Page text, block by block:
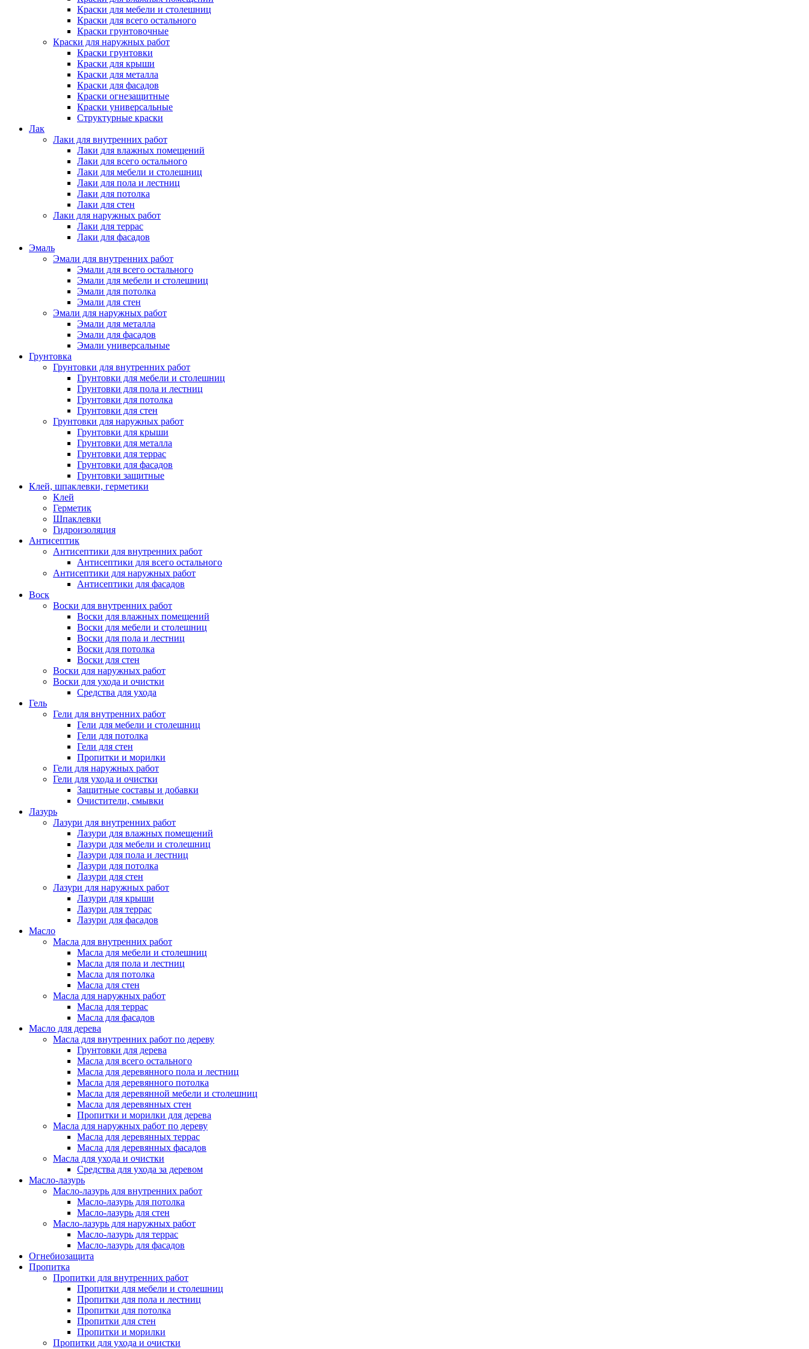
Краски для мебели и столешниц
Краски для всего остального
Краски грунтовочные
Краски для наружных работ
Краски грунтовки
Краски для крыши
Краски для металла
Краски для фасадов
Краски огнезащитные
Краски универсальные
Структурные краски
Лак
Лаки для внутренних работ
Лаки для влажных помещений
Лаки для всего остального
Лаки для мебели и столешниц
Лаки для пола и лестниц
Лаки для потолка
Лаки для стен
Лаки для наружных работ
Лаки для террас
Лаки для фасадов
Эмаль
Эмали для внутренних работ
Эмали для всего остального
Эмали для мебели и столешниц
Эмали для потолка
Эмали для стен
Эмали для наружных работ
Эмали для металла
Эмали для фасадов
Эмали универсальные
Грунтовка
Грунтовки для внутренних работ
Грунтовки для мебели и столешниц
Грунтовки для пола и лестниц
Грунтовки для потолка
Грунтовки для стен
Грунтовки для наружных работ
Грунтовки для крыши
Грунтовки для металла
Грунтовки для террас
Грунтовки для фасадов
Грунтовки защитные
Клей, шпаклевки, герметики
Клей
Герметик
Шпаклевки
Гидроизоляция
Антисептик
Антисептики для внутренних работ
Антисептики для всего остального
Антисептики для наружных работ
Антисептики для фасадов
Воск
Воски для внутренних работ
Воски для влажных помещений
Воски для мебели и столешниц
Воски для пола и лестниц
Воски для потолка
Воски для стен
Воски для наружных работ
Воски для ухода и очистки
Средства для ухода
Гель
Гели для внутренних работ
Гели для мебели и столешниц
Гели для потолка
Гели для стен
Пропитки и морилки
Гели для наружных работ
Гели для ухода и очистки
Защитные составы и добавки
Очистители, смывки
Лазурь
Лазури для внутренних работ
Лазури для влажных помещений
Лазури для мебели и столешниц
Лазури для пола и лестниц
Лазури для потолка
Лазури для стен
Лазури для наружных работ
Лазури для крыши
Лазури для террас
Лазури для фасадов
Масло
Масла для внутренних работ
Масла для мебели и столешниц
Масла для пола и лестниц
Масла для потолка
Масла для стен
Масла для наружных работ
Масла для террас
Масла для фасадов
Масло для дерева
Масла для внутренних работ по дереву
Грунтовки для дерева
Масла для всего остального
Масла для деревянного пола и лестниц
Масла для деревянного потолка
Масла для деревянной мебели и столешниц
Масла для деревянных стен
Пропитки и морилки для дерева
Масла для наружных работ по дереву
Масла для деревянных террас
Масла для деревянных фасадов
Масла для ухода и очистки
Средства для ухода за деревом
Масло-лазурь
Масло-лазурь для внутренних работ
Масло-лазурь для потолка
Масло-лазурь для стен
Масло-лазурь для наружных работ
Масло-лазурь для террас
Масло-лазурь для фасадов
Огнебиозащита
Пропитка
Пропитки для внутренних работ
Пропитки для мебели и столешниц
Пропитки для пола и лестниц
Пропитки для потолка
Пропитки для стен
Пропитки и морилки
Пропитки для ухода и очистки